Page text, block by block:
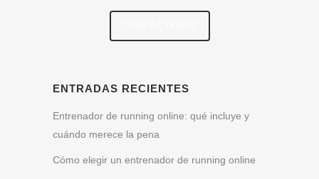
ENTRADAS RECIENTES
Entrenador de running online: qué incluye y
cuándo merece la pena
Cómo elegir un entrenador de running online